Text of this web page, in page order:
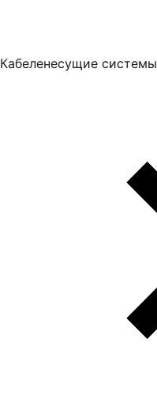
Кабеленесущие системы